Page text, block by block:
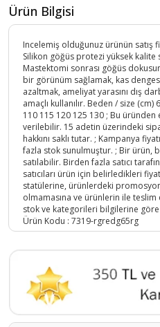
Ürün Bilgisi
Incelemiş olduğunuz ürünün satış
Silikon göğüs protezi yüksek
Mastektomi sonrası göğüs
bir görünüm sağlamak, kas
azaltmak, ameliyat yarasını dış
amaçlı kullanılır. Beden / size
110 115 120 125 130 ; Bu
verilebilir. 15 adetin üzerindeki
hakkını saklı tutar. ; Kampanya
fazla stok sunulmuştur. ; Bir ürün,
satılabilir. Birden fazla satıcı
satıcıları ürün için belirledikleri
statülerine, ürünlerdeki
olmamasına ve ürünlerin ile
stok ve kategorileri bilgilerine göre
Ürün Kodu : 7319-rgredg65rg